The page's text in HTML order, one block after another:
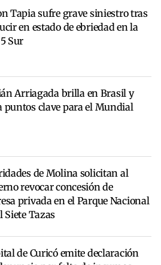
Tapia sufre grave siniestro tras
en estado de ebriedad en la
Sur
Arriagada brilla en Brasil y
puntos clave para el Mundial
de Molina solicitan al
revocar concesión de
privada en el Parque Nacional
Siete Tazas
de Curicó emite declaración